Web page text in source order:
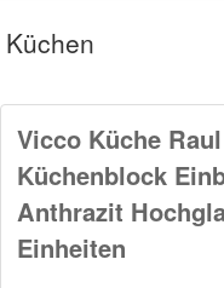
Küchen
Vicco Küche
Küchenblock
Anthrazit
Einheiten